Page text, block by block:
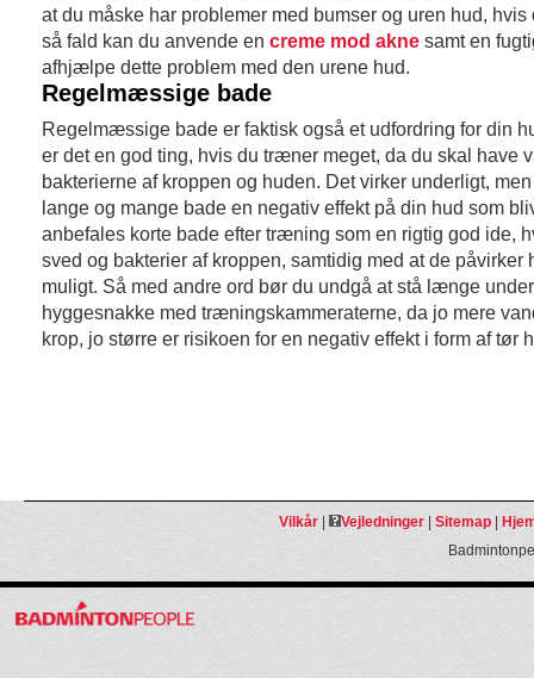
at du måske har problemer med bumser og uren hud,
så fald kan du anvende en creme mod akne samt en
afhjælpe dette problem med den urene hud.
Regelmæssige bade
Regelmæssige bade er faktisk også et udfordring for din
er det en god ting, hvis du træner meget, da du skal have
bakterierne af kroppen og huden. Det virker underligt,
lange og mange bade en negativ effekt på din hud som
anbefales korte bade efter træning som en rigtig god ide,
sved og bakterier af kroppen, samtidig med at de påvirker
muligt. Så med andre ord bør du undgå at stå længe
hyggesnakke med træningskammeraterne, da jo mere
krop, jo større er risikoen for en negativ effekt i form af tør
Vilkår| Vejledninger| Sitemap|